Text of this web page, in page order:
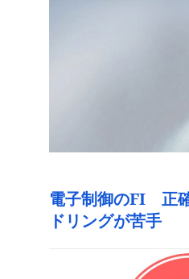
電子制御のFI 正
ドリングが苦手